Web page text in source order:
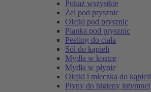
Pokaż wszystkie
Żel pod prysznic
Olejki pod prysznic
Pianka pod prysznic
Peeling do ciała
Sól do kąpieli
Mydła w kostce
Mydła w płynie
Olejki i mleczka do kąpieli
Płyny do higieny intymnej